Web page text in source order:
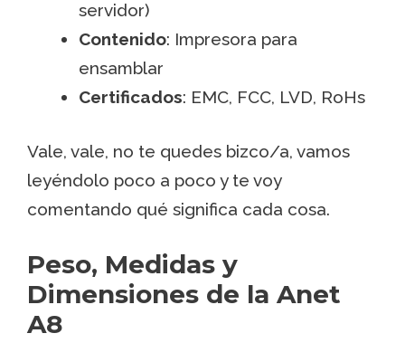
servidor)
Contenido: Impresora para
ensamblar
Certificados: EMC, FCC, LVD, RoHs
Vale, vale, no te quedes bizco/a, vamos
leyéndolo poco a poco y te voy
comentando qué significa cada cosa.
Peso, Medidas y
Dimensiones de la Anet
A8